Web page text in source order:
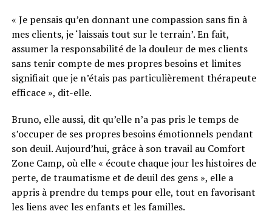
« Je pensais qu’en donnant une compassion sans fin à
mes clients, je ‘laissais tout sur le terrain’. En fait,
assumer la responsabilité de la douleur de mes clients
sans tenir compte de mes propres besoins et limites
signifiait que je n’étais pas particulièrement thérapeute
efficace », dit-elle.
Bruno, elle aussi, dit qu’elle n’a pas pris le temps de
s’occuper de ses propres besoins émotionnels pendant
son deuil. Aujourd’hui, grâce à son travail au Comfort
Zone Camp, où elle « écoute chaque jour les histoires de
perte, de traumatisme et de deuil des gens », elle a
appris à prendre du temps pour elle, tout en favorisant
les liens avec les enfants et les familles.